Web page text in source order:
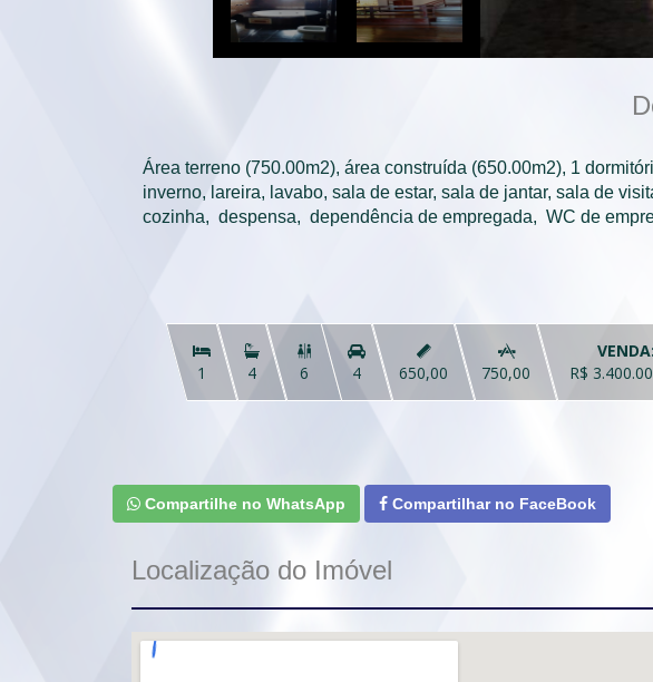
Área terreno (750.00m2), área construída (650.00m2), 1
inverno, lareira, lavabo, sala de estar, sala de jantar, sala de
cozinha,  despensa,  dependência de empregada,  WC de
1 4

6 4

650,00

750,00
VENDA:
R$
Compartilhe no WhatsApp Compartilhar no FaceBook
Localização do Imóvel